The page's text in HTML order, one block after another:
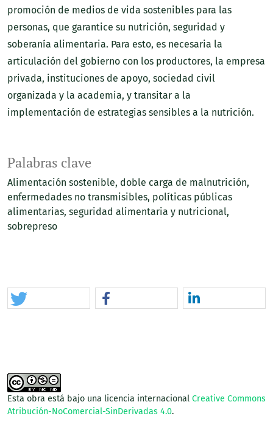
Palabras clave
Alimentación sostenible doble carga de malnutrición
enfermedades no transmisibles políticas públicas
alimentarias seguridad alimentaria y nutricional
sobrepreso
promoción de medios de vida sostenibles para las
personas, que garantice su nutrición, seguridad y
soberanía alimentaria. Para esto, es necesaria la
articulación del gobierno con los productores, la empresa
privada, instituciones de apoyo, sociedad civil
organizada y la academia, y transitar a la
implementación de estrategias sensibles a la nutrición.
Esta obra está bajo una licencia internacional Creative Commons
Atribución-NoComercial-SinDerivadas 4.0.